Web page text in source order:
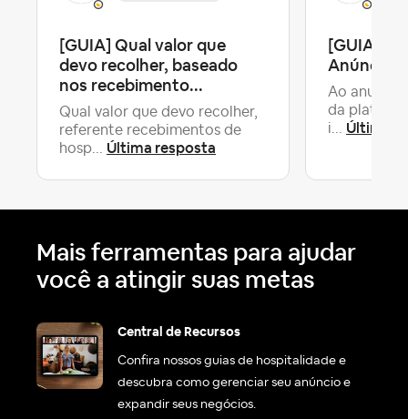
[GUIA] Qual valor que
devo recolher, baseado
nos recebimento...
Qual valor que devo recolher,
referente recebimentos de
hosp... Última resposta
[GUIA]
Anúncio
Ao
da
i... Última
Mais ferramentas para ajudar
você a atingir suas metas
Central de Recursos
Confira nossos guias de hospitalidade e
descubra como gerenciar seu anúncio e
expandir seus negócios.